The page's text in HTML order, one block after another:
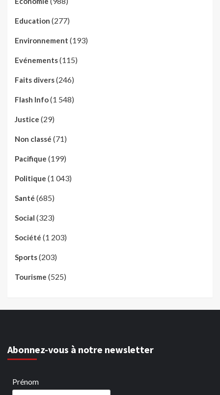
Education (277)
Environnement (193)
Evénements(115)
Faits divers(246)
Flash Info(1 548)
Justice (29)
Non classé (71)
Pacifique (199)
Politique (1 043)
Santé (685)
Social (323)
Société (1 203)
Sports(203)
Tourisme (525)
Abonnez-vous à notre newsletter
Prénom